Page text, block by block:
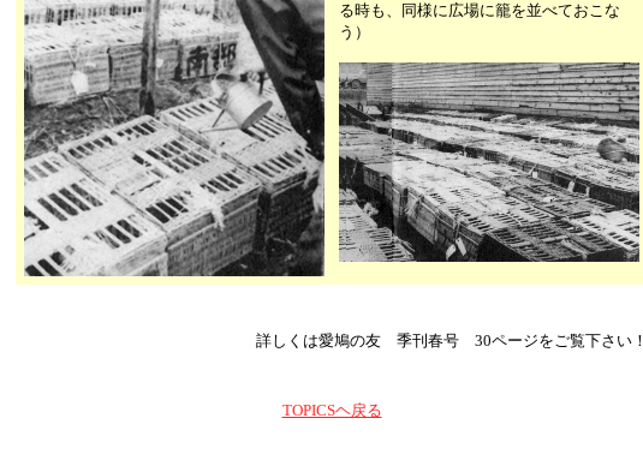
る時も、同様に広場に籠を並べておこな
う）
詳しくは愛鳩の友 季刊春号 30ページをご覧下さい！
TOPICSヘ戻る